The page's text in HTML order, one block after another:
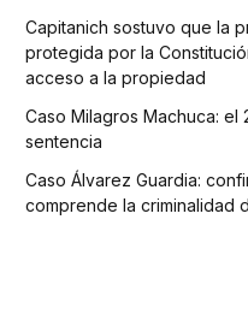
Capitanich sostuvo que la
protegida por la
acceso a la propiedad
Caso Milagros Machuca:
sentencia
Caso Álvarez Guardia:
comprende la criminalidad